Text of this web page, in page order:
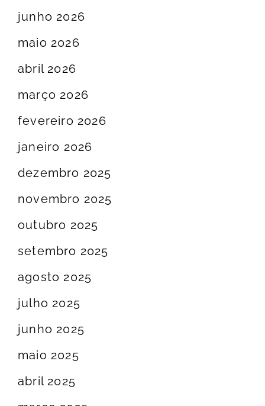
junho 2026
maio 2026
abril 2026
março 2026
fevereiro 2026
janeiro 2026
dezembro 2025
novembro 2025
outubro 2025
setembro 2025
agosto 2025
julho 2025
junho 2025
maio 2025
abril 2025